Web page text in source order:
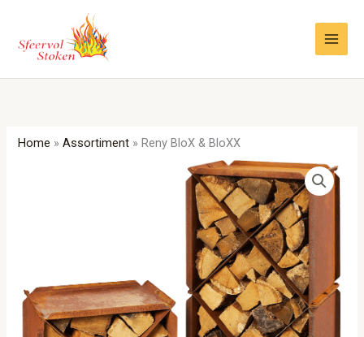
inhoud
Home »Assortiment » Reny BloX & BloXX